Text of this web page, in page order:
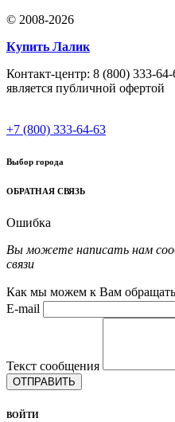
© 2008-2026
Купить Лалик
Контакт-центр: 8 (800) 333-
является публичной офертой
+7 (800) 333-64-63
Выбор города
ОБРАТНАЯ СВЯЗЬ
Ошибка
Вы можете написать нам
связи
Как мы можем к Вам
E-mail
Текст сообщения
ОТПРАВИТЬ
ВОЙТИ